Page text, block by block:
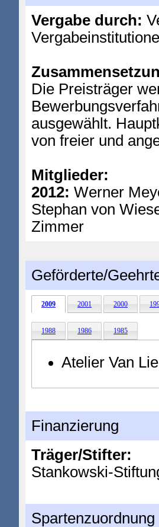
Vergabe durch:
Die Preisträger
ausgewählt.
von freier und
Mitglieder:
2012: Werner
Stephan von
Zimmer
Geförderte/
2009 2001 2000
1988 1986 1985
Atelier Van
Finanzierung
Träger/Stifter:
Stankowski-
Spartenzuordnung